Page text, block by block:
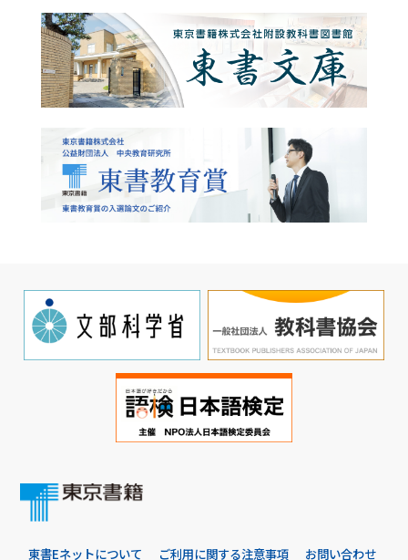
東書Eネットについて ご利用に関する注意事項 お問い合わせ